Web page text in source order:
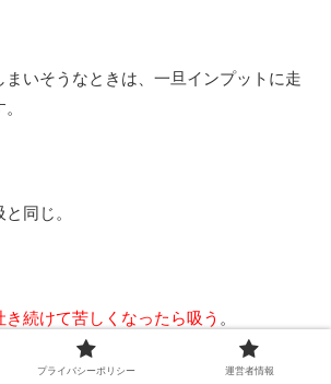
いそうなときは、一旦インプットに走
同じ。
き続けて苦しくなったら吸う 。
とができたら吐く
プライバシーポリシー 運営者情報